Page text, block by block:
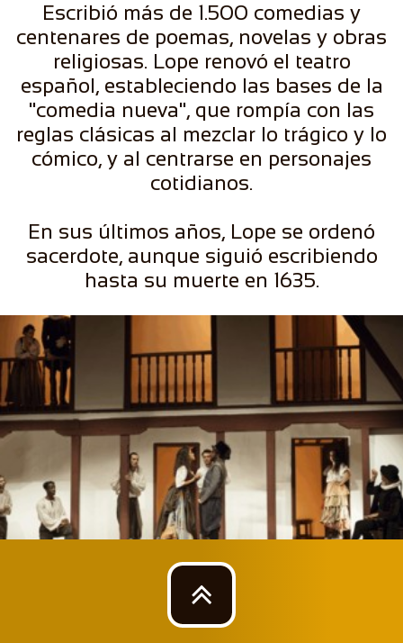
Escribió más de 1.500 comedias y
centenares de poemas, novelas y obras
religiosas. Lope renovó el teatro
español, estableciendo las bases de la
"comedia nueva", que rompía con las
reglas clásicas al mezclar lo trágico y lo
cómico, y al centrarse en personajes
cotidianos.
En sus últimos años, Lope se ordenó
sacerdote, aunque siguió escribiendo
hasta su muerte en 1635.
